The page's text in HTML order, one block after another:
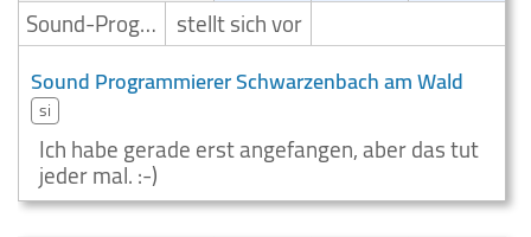
Sound-Programmierer stellt sich vor
Sound Programmierer Schwarzenbach am Wald
si
Ich habe gerade erst angefangen, aber das tut
jeder mal. :-)